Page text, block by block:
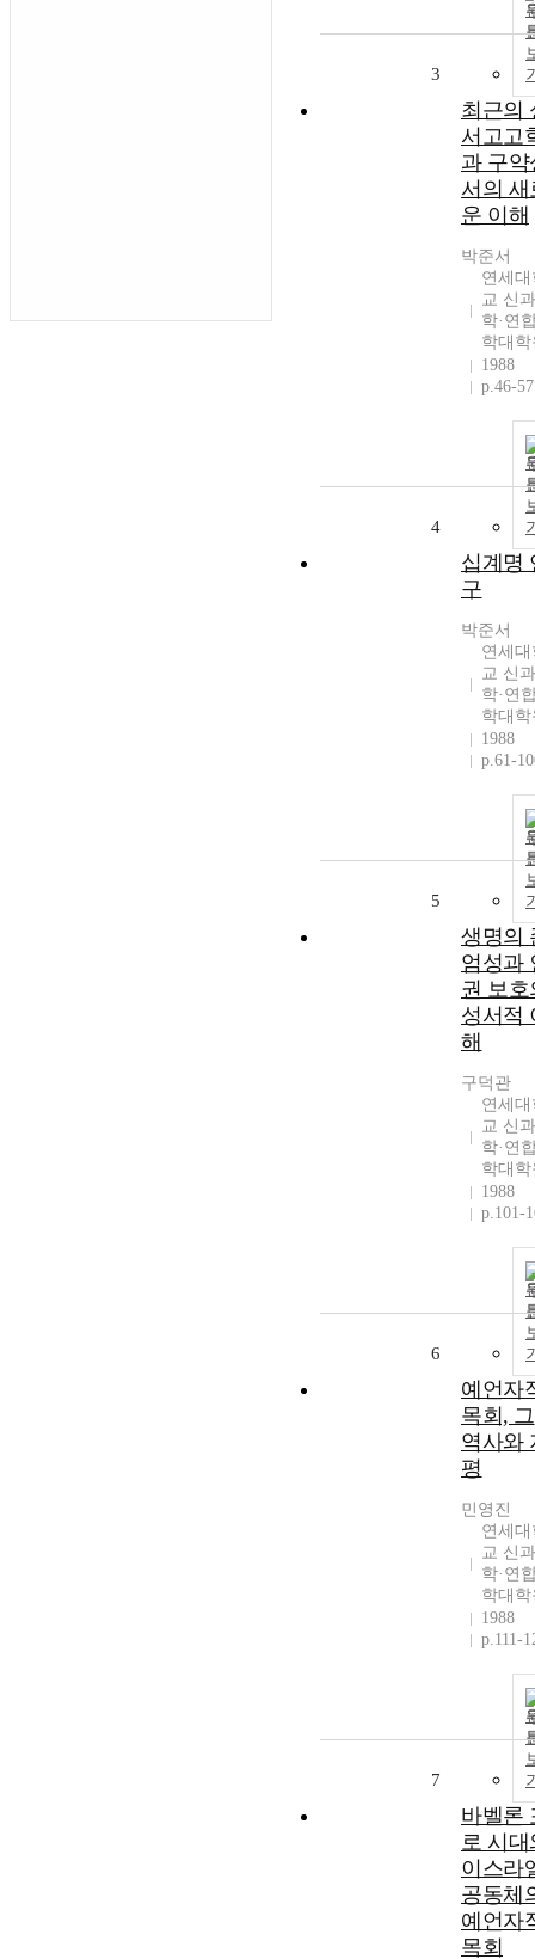
3
최근의
서고고
과 구약
서의 새
운 이해
박준서
연세대
교 신
학·연
학대학
1988
p.46-57
4
십계명
구
박준서
연세대
교 신
학·연
학대학
1988
p.61-
5
생명의
엄성과
권 보호
성서적
해
구덕관
연세대
교 신
학·연
학대학
1988
p.101-
6
예언자
목회, 그
역사와
평
민영진
연세대
교 신
학·연
학대학
1988
p.111-
7
바벨론
로 시대
이스라
공동체
예언자
목회